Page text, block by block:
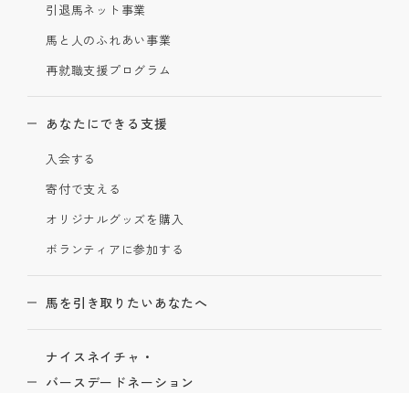
引退馬ネット事業
馬と人のふれあい事業
再就職支援プログラム
あなたにできる支援
入会する
寄付で支える
オリジナルグッズを購入
ボランティアに参加する
馬を引き取りたいあなたへ
ナイスネイチャ・
バースデードネーション